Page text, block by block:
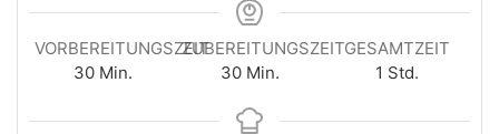
VORBEREITUNGSZEIT
30Minuten
Min.
ZUBEREITUNGSZEIT
30Minuten
Min.
GESAMTZEIT
1 Stunde
Std.